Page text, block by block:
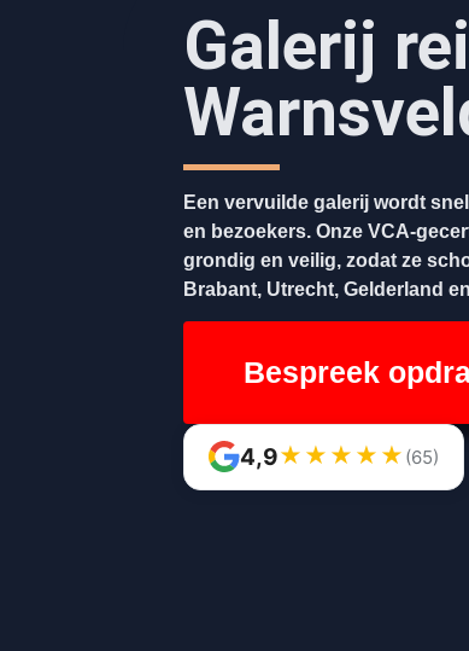
Galerij
Een vervuilde galerij wordt
en bezoekers. Onze VCA-
grondig en veilig, zodat ze
Brabant, Utrecht, Gelderland
Bespreek
4,9★ ★ ★ ★ ★ (65)